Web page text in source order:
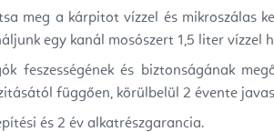
meg a kárpitot vízzel és mikroszálas
egy kanál mosószert 1,5 liter vízzel
feszességének és biztonságának
függően, körülbelül 2 évente
és 2 év alkatrészgarancia.